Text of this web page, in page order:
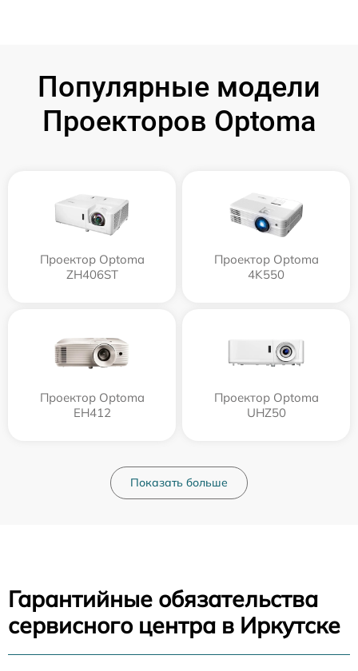
Популярные модели
Проекторов Optoma
Проектор Optoma
ZH406ST
Проектор Optoma
4K550
Проектор Optoma
EH412
Проектор Optoma
UHZ50
Показать больше
Гарантийные обязательства
сервисного центра в Иркутске